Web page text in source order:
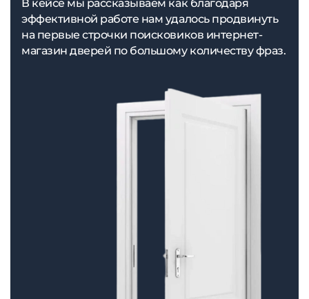
В кейсе мы рассказываем как благодаря
эффективной работе нам удалось продвинуть
на первые строчки поисковиков интернет-
магазин дверей по большому количеству фраз.